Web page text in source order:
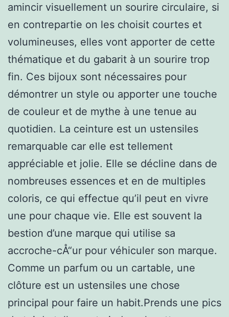
amincir visuellement un sourire circulaire, si
en contrepartie on les choisit courtes et
volumineuses, elles vont apporter de cette
thématique et du gabarit à un sourire trop
fin. Ces bijoux sont nécessaires pour
démontrer un style ou apporter une touche
de couleur et de mythe à une tenue au
quotidien. La ceinture est un ustensiles
remarquable car elle est tellement
appréciable et jolie. Elle se décline dans de
nombreuses essences et en de multiples
coloris, ce qui effectue qu’il peut en vivre
une pour chaque vie. Elle est souvent la
bestion d’une marque qui utilise sa
accroche-cÅ“ur pour véhiculer son marque.
Comme un parfum ou un cartable, une
clôture est un ustensiles une chose
principal pour faire un habit.Prends une pics